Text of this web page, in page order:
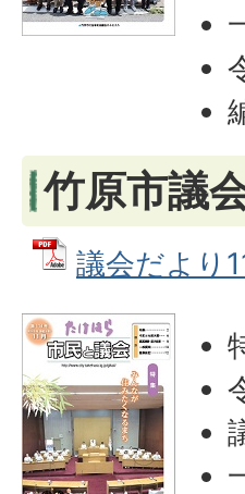
竹原市議
議会だより